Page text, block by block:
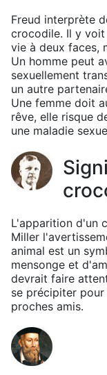
Freud interprète
crocodile. Il y voit
vie à deux faces,
Un homme peut
sexuellement
un autre
Une femme doit
rêve, elle risque
une maladie
L'apparition d'un
Miller
animal est un
mensonge et
devrait faire
se précipiter
proches amis.